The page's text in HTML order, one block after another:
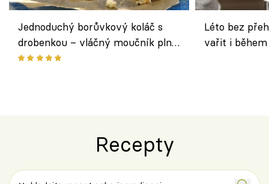
Jednoduchý borůvkový koláč s
drobenkou – vláčný moučník plný
ovoce
Léto bez
vařit i
Recepty